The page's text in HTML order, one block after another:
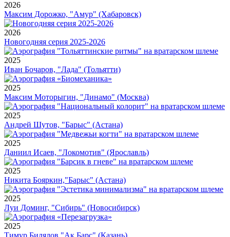
2026
Максим Дорожко, "Амур" (Хабаровск)
2026
Новогодняя серия 2025-2026
2025
Иван Бочаров, "Лада" (Тольятти)
2025
Максим Моторыгин, "Динамо" (Москва)
2025
Андрей Шутов, "Барыс" (Астана)
2025
Даниил Исаев, "Локомотив" (Ярославль)
2025
Никита Бояркин,"Барыс" (Астана)
2025
Луи Доминг, "Сибирь" (Новосибирск)
2025